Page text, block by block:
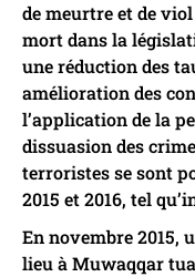
de meurtre et de
mort dans la
une réduction des
amélioration des
l’application de la
dissuasion des
terroristes se sont
2015 et 2016, tel
En novembre 2015,
lieu à Muwaqqar